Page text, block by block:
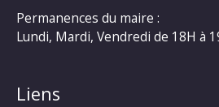
Permanences du maire :
Lundi, Mardi, Vendredi de 18H à
Liens